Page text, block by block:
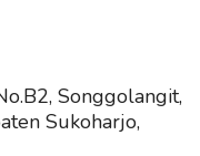
Songgolangit,
Sukoharjo,